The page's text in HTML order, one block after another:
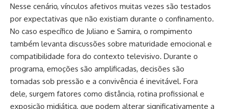
Nesse cenário, vínculos afetivos muitas vezes são testados
por expectativas que não existiam durante o confinamento.
No caso específico de Juliano e Samira, o rompimento
também levanta discussões sobre maturidade emocional e
compatibilidade fora do contexto televisivo. Durante o
programa, emoções são amplificadas, decisões são
tomadas sob pressão e a convivência é inevitável. Fora
dele, surgem fatores como distância, rotina profissional e
exposição midiática, que podem alterar significativamente a